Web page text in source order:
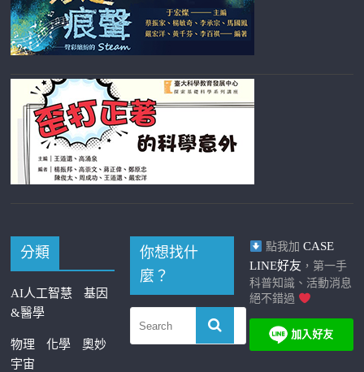
分類
AI人工智慧
基因
&醫學
物理 化學
奧妙
宇宙
你想找什
麼？
點我加 CASE
LINE好友 ，第一手
科普知識、活動消息
絕不錯過